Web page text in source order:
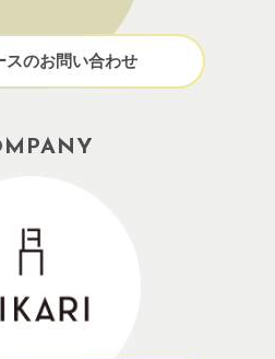
スのお問い合わせ